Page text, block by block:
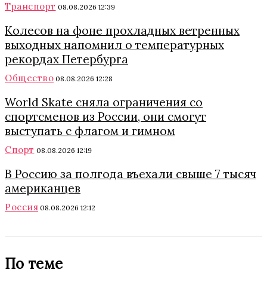
Транспорт 08.08.2026 12:39
Колесов на фоне прохладных ветренных
выходных напомнил о температурных
рекордах Петербурга
Общество 08.08.2026 12:28
World Skate сняла ограничения со
спортсменов из России, они смогут
выступать с флагом и гимном
Спорт 08.08.2026 12:19
В Россию за полгода въехали свыше 7 тысяч
американцев
Россия 08.08.2026 12:12
По теме